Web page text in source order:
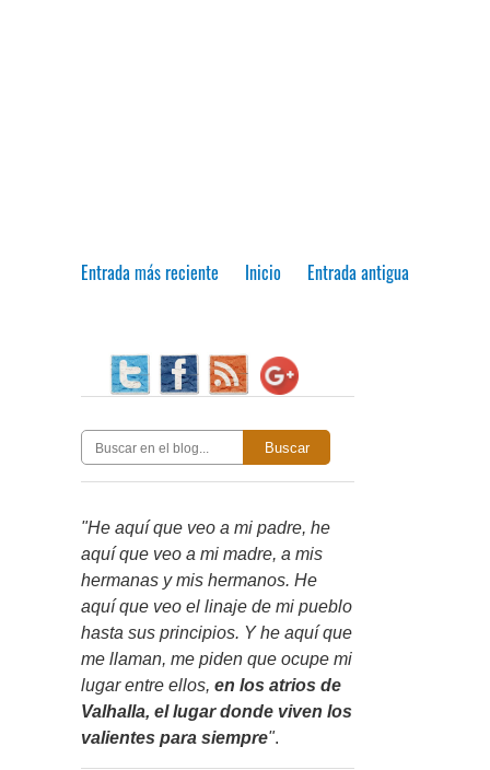
Entrada más reciente Entrada antigua
Inicio
Buscar
"He aquí que veo a mi padre, he
aquí que veo a mi madre, a mis
hermanas y mis hermanos. He
aquí que veo el linaje de mi pueblo
hasta sus principios. Y he aquí que
me llaman, me piden que ocupe mi
lugar entre ellos, en los atrios de
Valhalla, el lugar donde viven los
valientes para siempre".